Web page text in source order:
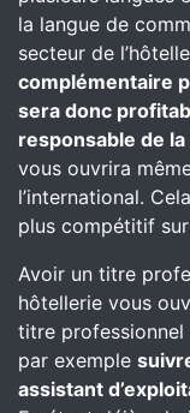
la langue de
secteur de
complémentaire
sera donc
responsable de
vous ouvrira
l’international.
plus compétitif sur
Avoir un titre
hôtellerie vous
titre professionnel
par exemple
assistant